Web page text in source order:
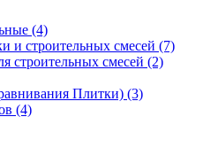
(4)
и строительных смесей (7)
строительных смесей (2)
Плитки) (3)
(4)